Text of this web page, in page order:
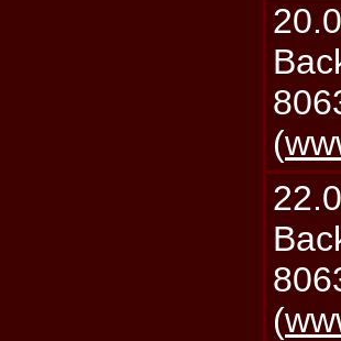
(
(